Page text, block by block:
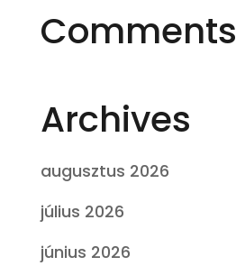
Comments
Archives
augusztus 2026
július 2026
június 2026